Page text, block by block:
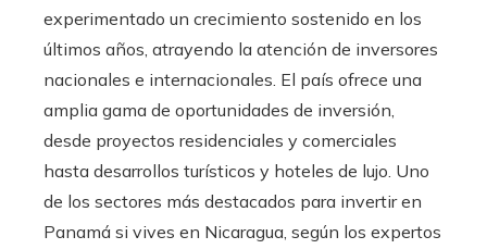
experimentado un crecimiento sostenido en los
últimos años, atrayendo la atención de inversores
nacionales e internacionales. El país ofrece una
amplia gama de oportunidades de inversión,
desde proyectos residenciales y comerciales
hasta desarrollos turísticos y hoteles de lujo. Uno
de los sectores más destacados para invertir en
Panamá si vives en Nicaragua, según los expertos